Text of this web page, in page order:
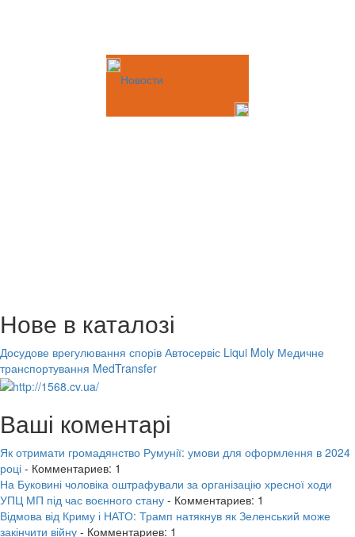
Новости
Нове в каталозі
Досудове врегулювання спорів Автосервіс Liqui Moly Медичне
транспортування MedTransfer
Ваші коментарі
Як отримати громадянство Румунії: умови для оформлення в 2024
році - Комментариев: 1
На Буковині чоловіка оштрафували за організацію хресної ходи
УПЦ МП під час воєнного стану - Комментариев: 1
Відмова від Криму і НАТО: Трамп натякнув як Зеленський може
закінчити війну - Комментариев: 1